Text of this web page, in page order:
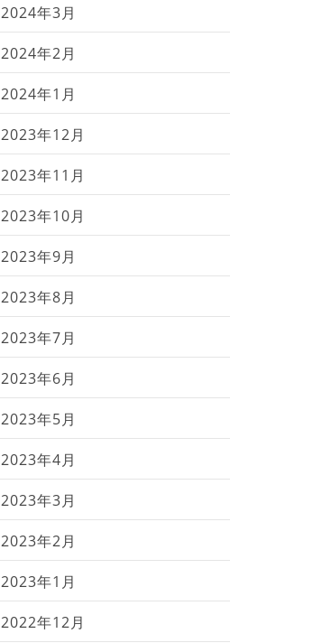
2024年3月
2024年2月
2024年1月
2023年12月
2023年11月
2023年10月
2023年9月
2023年8月
2023年7月
2023年6月
2023年5月
2023年4月
2023年3月
2023年2月
2023年1月
2022年12月